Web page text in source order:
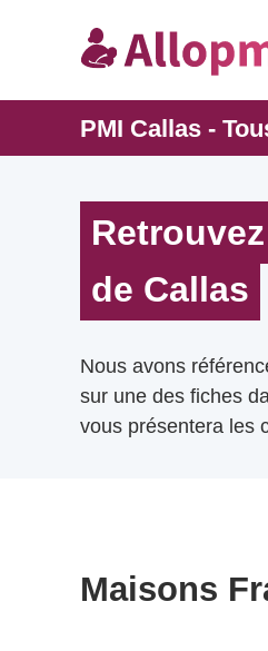
PMI Callas -
de Callas
Nous avons
sur une des fiches
vous présentera les
Maisons